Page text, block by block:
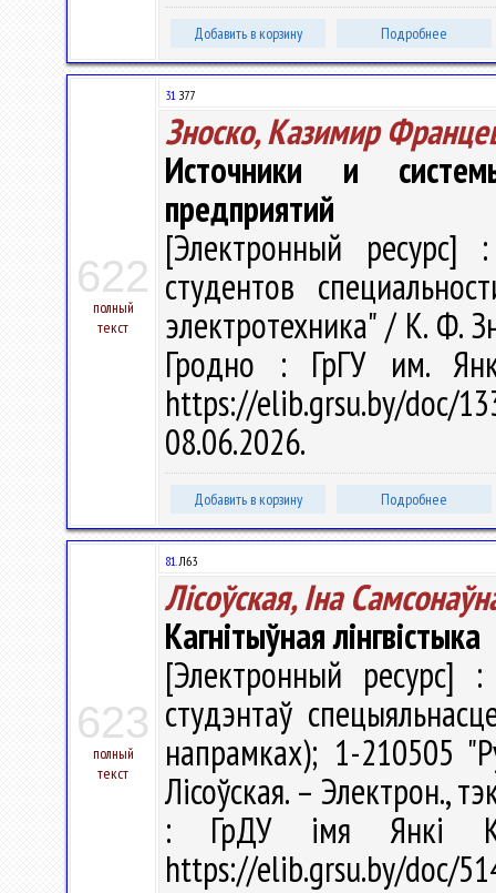
Добавить в корзину Подробнее
622
полный
текст
31 З77
Зноско, Казимир
Источники и
предприятий
[Электронный ресурс]
студентов
электротехника" / К. Ф.
Гродно : ГрГУ им.
https://elib.grsu.by/doc/
08.06.2026.
Добавить в корзину Подробнее
623
полный
текст
81.Л63
Лісоўская, Іна
Кагнітыўная лінгвістыка
[Электронный ресурс] :
студэнтаў
напрамках); 1-210505
Лісоўская. – Электрон.,
: ГрДУ імя Янкі
https://elib.grsu.by/doc/